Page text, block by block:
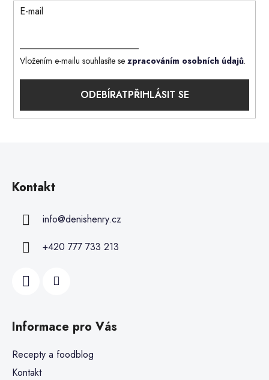
E-mail
Vložením e-mailu souhlasíte se zpracováním osobních údajů.
PŘIHLÁSIT SE
Kontakt
info@denishenry.cz
+420 777 733 213
Informace pro Vás
Recepty a foodblog
Kontakt